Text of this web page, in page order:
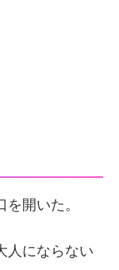
開いた。
人にならない